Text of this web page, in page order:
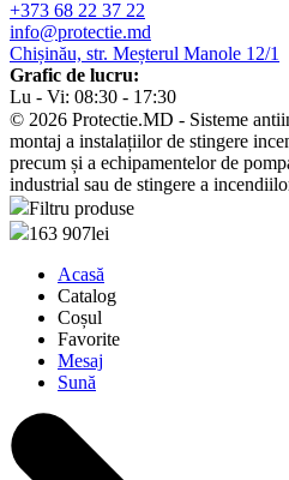
+373 68 22 37 22
info@protectie.md
Chișinău, str. Meșterul Manole 12/1
Grafic de lucru:
Lu - Vi: 08:30 - 17:30
© 2026 Protectie.MD - Sisteme
montaj a instalațiilor de stingere
precum și a echipamentelor de
industrial sau de stingere a
Filtru produse
163 907lei
Acasă
Catalog
Coșul
Favorite
Mesaj
Sună